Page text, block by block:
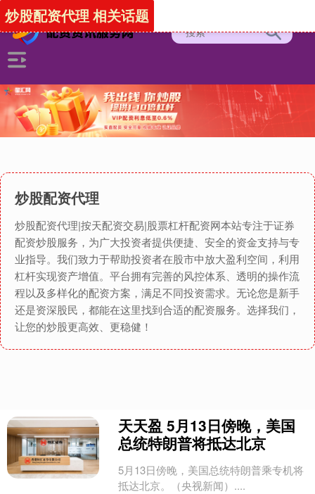
炒股配资代理
炒股配资代理|按天配资交易|股票杠杆配资网本站专注于证券
配资炒股服务，为广大投资者提供便捷、安全的资金支持与专
业指导。我们致力于帮助投资者在股市中放大盈利空间，利用
杠杆实现资产增值。平台拥有完善的风控体系、透明的操作流
程以及多样化的配资方案，满足不同投资需求。无论您是新手
还是资深股民，都能在这里找到合适的配资服务。选择我们，
让您的炒股更高效、更稳健！
炒股配资代理 相关话题
天天盈 5月13日傍晚，美国
总统特朗普将抵达北京
5月13日傍晚，美国总统特朗普乘专机将
抵达北京。（央视新闻）....